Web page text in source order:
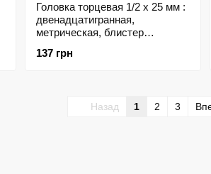
Головка торцевая 1/2 х 25 мм :
двенадцатигранная,
метрическая, блистер
137 грн
Назад 1 2 3